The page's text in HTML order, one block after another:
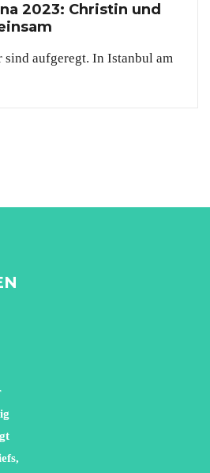
2023: Christin und
aufgeregt. In Istanbul am